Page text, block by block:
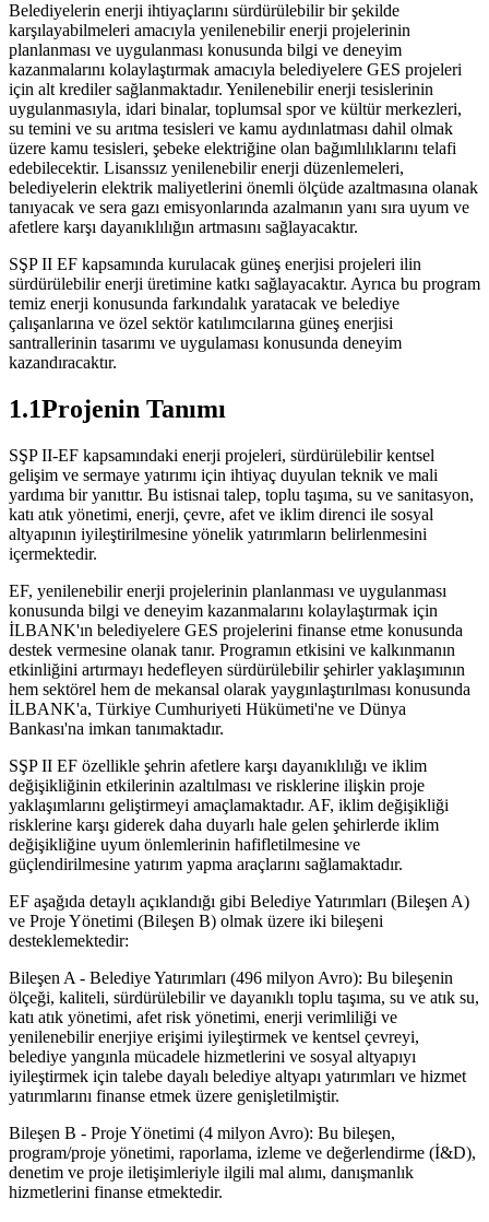
Belediyelerin enerji ihtiyaçlarını sürdürülebilir bir şekilde
karşılayabilmeleri amacıyla yenilenebilir enerji projelerinin
planlanması ve uygulanması konusunda bilgi ve deneyim
kazanmalarını kolaylaştırmak amacıyla belediyelere GES projeleri
için alt krediler sağlanmaktadır. Yenilenebilir enerji tesislerinin
uygulanmasıyla, idari binalar, toplumsal spor ve kültür merkezleri,
su temini ve su arıtma tesisleri ve kamu aydınlatması dahil olmak
üzere kamu tesisleri, şebeke elektriğine olan bağımlılıklarını telafi
edebilecektir. Lisanssız yenilenebilir enerji düzenlemeleri,
belediyelerin elektrik maliyetlerini önemli ölçüde azaltmasına olanak
tanıyacak ve sera gazı emisyonlarında azalmanın yanı sıra uyum ve
afetlere karşı dayanıklılığın artmasını sağlayacaktır.
SŞP II EF kapsamında kurulacak güneş enerjisi projeleri ilin
sürdürülebilir enerji üretimine katkı sağlayacaktır. Ayrıca bu program
temiz enerji konusunda farkındalık yaratacak ve belediye
çalışanlarına ve özel sektör katılımcılarına güneş enerjisi
santrallerinin tasarımı ve uygulaması konusunda deneyim
kazandıracaktır.
1.1Projenin Tanımı
SŞP II-EF kapsamındaki enerji projeleri, sürdürülebilir kentsel
gelişim ve sermaye yatırımı için ihtiyaç duyulan teknik ve mali
yardıma bir yanıttır. Bu istisnai talep, toplu taşıma, su ve sanitasyon,
katı atık yönetimi, enerji, çevre, afet ve iklim direnci ile sosyal
altyapının iyileştirilmesine yönelik yatırımların belirlenmesini
içermektedir.
EF, yenilenebilir enerji projelerinin planlanması ve uygulanması
konusunda bilgi ve deneyim kazanmalarını kolaylaştırmak için
İLBANK'ın belediyelere GES projelerini finanse etme konusunda
destek vermesine olanak tanır. Programın etkisini ve kalkınmanın
etkinliğini artırmayı hedefleyen sürdürülebilir şehirler yaklaşımının
hem sektörel hem de mekansal olarak yaygınlaştırılması konusunda
İLBANK'a, Türkiye Cumhuriyeti Hükümeti'ne ve Dünya
Bankası'na imkan tanımaktadır.
SŞP II EF özellikle şehrin afetlere karşı dayanıklılığı ve iklim
değişikliğinin etkilerinin azaltılması ve risklerine ilişkin proje
yaklaşımlarını geliştirmeyi amaçlamaktadır. AF, iklim değişikliği
risklerine karşı giderek daha duyarlı hale gelen şehirlerde iklim
değişikliğine uyum önlemlerinin hafifletilmesine ve
güçlendirilmesine yatırım yapma araçlarını sağlamaktadır.
EF aşağıda detaylı açıklandığı gibi Belediye Yatırımları (Bileşen A)
ve Proje Yönetimi (Bileşen B) olmak üzere iki bileşeni
desteklemektedir:
Bileşen A - Belediye Yatırımları (496 milyon Avro): Bu bileşenin
ölçeği, kaliteli, sürdürülebilir ve dayanıklı toplu taşıma, su ve atık su,
katı atık yönetimi, afet risk yönetimi, enerji verimliliği ve
yenilenebilir enerjiye erişimi iyileştirmek ve kentsel çevreyi,
belediye yangınla mücadele hizmetlerini ve sosyal altyapıyı
iyileştirmek için talebe dayalı belediye altyapı yatırımları ve hizmet
yatırımlarını finanse etmek üzere genişletilmiştir.
Bileşen B - Proje Yönetimi (4 milyon Avro): Bu bileşen,
program/proje yönetimi, raporlama, izleme ve değerlendirme (İ&D),
denetim ve proje iletişimleriyle ilgili mal alımı, danışmanlık
hizmetlerini finanse etmektedir.